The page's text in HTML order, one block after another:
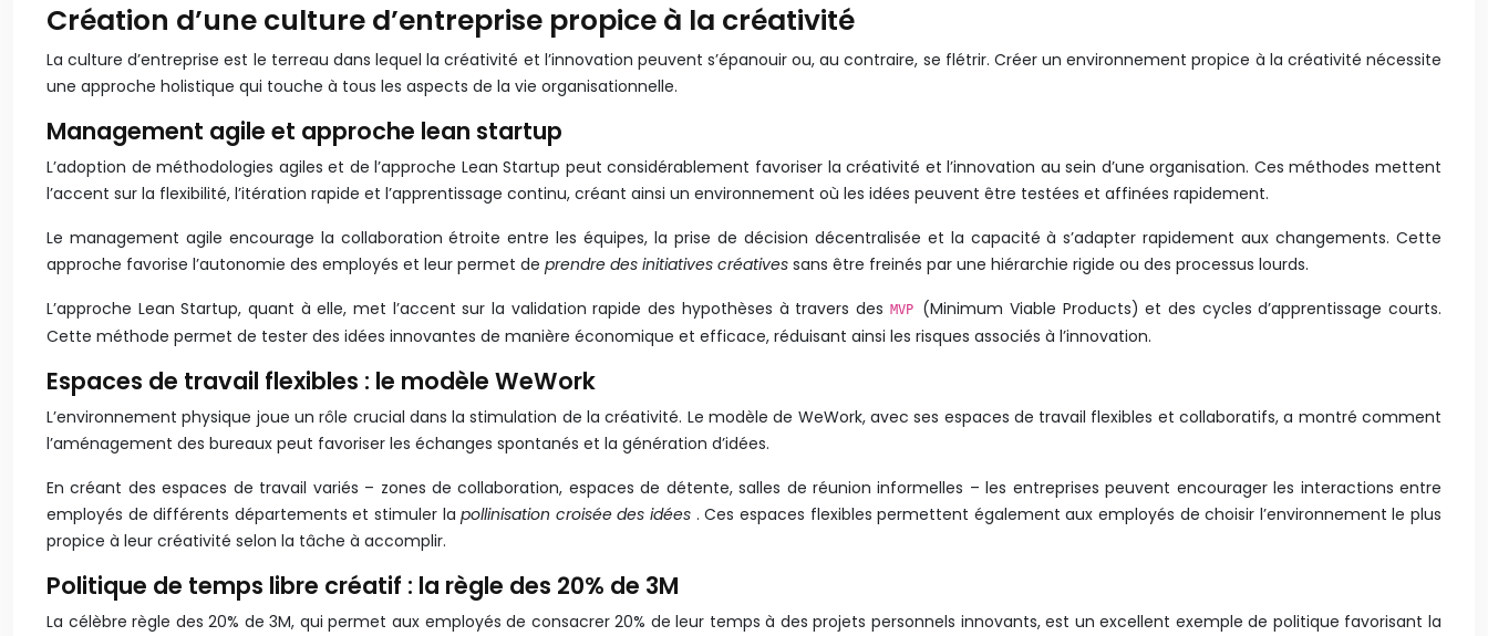
Création d’une culture d’entreprise propice à la créativité
La culture d’entreprise est le terreau dans lequel la créativité et l’innovation peuvent s’épanouir ou, au contraire, se flétrir. Créer un environnement propice à la créativité nécessite
une approche holistique qui touche à tous les aspects de la vie organisationnelle.
Management agile et approche lean startup
L’adoption de méthodologies agiles et de l’approche Lean Startup peut considérablement favoriser la créativité et l’innovation au sein d’une organisation. Ces méthodes mettent
l’accent sur la flexibilité, l’itération rapide et l’apprentissage continu, créant ainsi un environnement où les idées peuvent être testées et affinées rapidement.
Le management agile encourage la collaboration étroite entre les équipes, la prise de décision décentralisée et la capacité à s’adapter rapidement aux changements. Cette
approche favorise l’autonomie des employés et leur permet de prendre des initiatives créatives sans être freinés par une hiérarchie rigide ou des processus lourds.
L’approche Lean Startup, quant à elle, met l’accent sur la validation rapide des hypothèses à travers des MVP (Minimum Viable Products) et des cycles d’apprentissage courts.
Cette méthode permet de tester des idées innovantes de manière économique et efficace, réduisant ainsi les risques associés à l’innovation.
Espaces de travail flexibles : le modèle WeWork
L’environnement physique joue un rôle crucial dans la stimulation de la créativité. Le modèle de WeWork, avec ses espaces de travail flexibles et collaboratifs, a montré comment
l’aménagement des bureaux peut favoriser les échanges spontanés et la génération d’idées.
En créant des espaces de travail variés – zones de collaboration, espaces de détente, salles de réunion informelles – les entreprises peuvent encourager les interactions entre
employés de différents départements et stimuler lapollinisation croisée des idées . Ces espaces flexibles permettent également aux employés de choisir l’environnement le plus
propice à leur créativité selon la tâche à accomplir.
Politique de temps libre créatif : la règle des 20% de 3M
La célèbre règle des 20% de 3M, qui permet aux employés de consacrer 20% de leur temps à des projets personnels innovants, est un excellent exemple de politique favorisant la